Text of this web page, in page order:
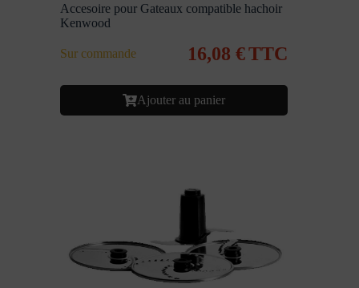
Accesoire pour Gateaux compatible hachoir
Kenwood
Sur commande 16,08 €TTC
Ajouter au panier